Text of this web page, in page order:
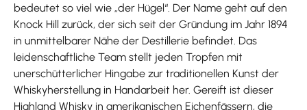
bedeutet so viel wie „der Hügel“. Der Name geht auf den
Knock Hill zurück, der sich seit der Gründung im Jahr 1894
in unmittelbarer Nähe der Destillerie befindet. Das
leidenschaftliche Team stellt jeden Tropfen mit
unerschütterlicher Hingabe zur traditionellen Kunst der
Whiskyherstellung in Handarbeit her. Gereift ist dieser
Highland Whisky in amerikanischen Eichenfässern, die